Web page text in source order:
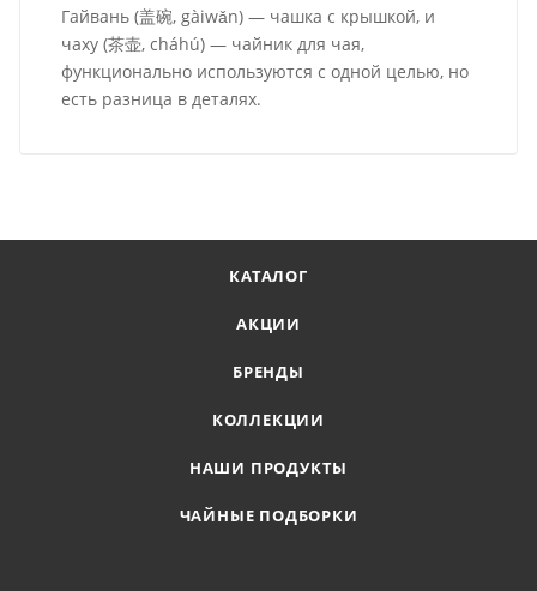
Гайвань (盖碗, gàiwǎn) — чашка с крышкой, и
чаху (茶壶, cháhú) — чайник для чая,
функционально используются с одной целью, но
есть разница в деталях.
КАТАЛОГ
АКЦИИ
БРЕНДЫ
КОЛЛЕКЦИИ
НАШИ ПРОДУКТЫ
ЧАЙНЫЕ ПОДБОРКИ